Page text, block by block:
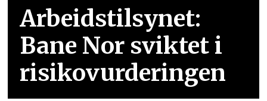
Arbeidstilsynet:
Bane Nor sviktet i
risikovurderingen